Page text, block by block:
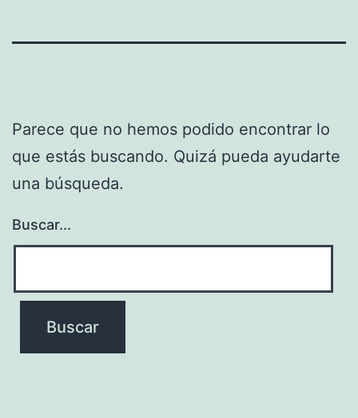
Parece que no hemos podido encontrar lo
que estás buscando. Quizá pueda ayudarte
una búsqueda.
Buscar...